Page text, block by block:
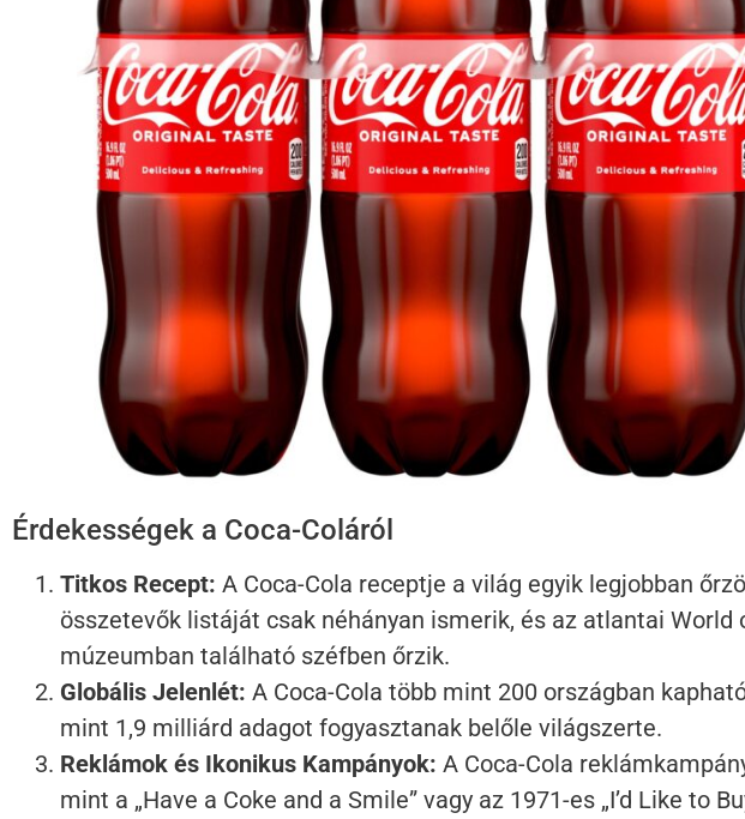
Érdekességek a Coca-Coláról
Titkos Recept: A Coca-Cola receptje a világ egyik legjobban
összetevők listáját csak néhányan ismerik, és az atlantai World
múzeumban található széfben őrzik.
Globális Jelenlét: A Coca-Cola több mint 200 országban
mint 1,9 milliárd adagot fogyasztanak belőle világszerte.
Reklámok és Ikonikus Kampányok: A Coca-Cola
mint a „Have a Coke and a Smile” vagy az 1971-es „I’d Like to